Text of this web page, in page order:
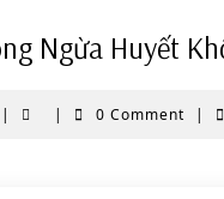
Ngừa Huyết
| | 0 Comment |